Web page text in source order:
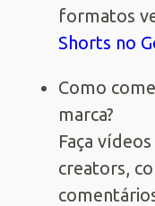
formatos
Shorts no
Como
marca?
Faça
creators,